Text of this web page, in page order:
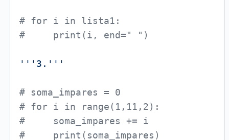
# for i in lista1:
#     print(i, end=" ")
'''3.'''
# soma_impares = 0
# for i in range(1,11,2):
#     soma_impares += i
#     print(soma_impares)